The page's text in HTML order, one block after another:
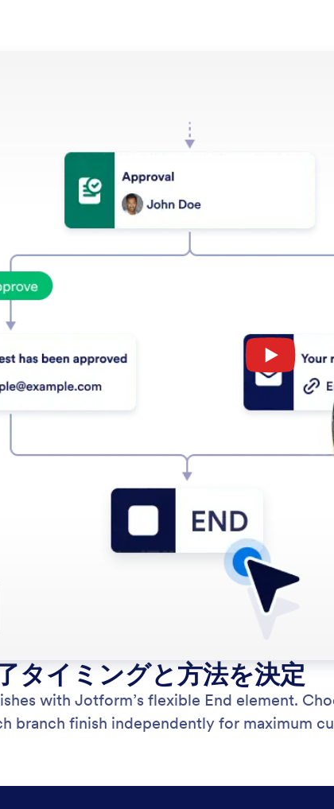
タイミングと方法を決定
with Jotform’s flexible End element.
branch finish independently for maximum